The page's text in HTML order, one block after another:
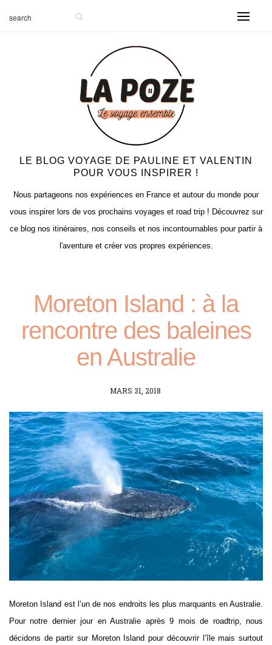
LE BLOG VOYAGE DE PAULINE ET VALENTIN
POUR VOUS INSPIRER !
Nous partageons nos expériences en France et autour du monde pour
vous inspirer lors de vos prochains voyages et road trip ! Découvrez sur
ce blog nos itinéraires, nos conseils et nos incontournables pour partir à
l'aventure et créer vos propres expériences.
Moreton Island : à la
rencontre des baleines
en Australie
POSTED
MARS 31, 2018
Moreton Island est l’un de nos endroits les plus marquants en Australie.
Pour notre dernier jour en Australie après 9 mois de roadtrip, nous
décidons de partir sur Moreton Island pour découvrir l’île mais surtout